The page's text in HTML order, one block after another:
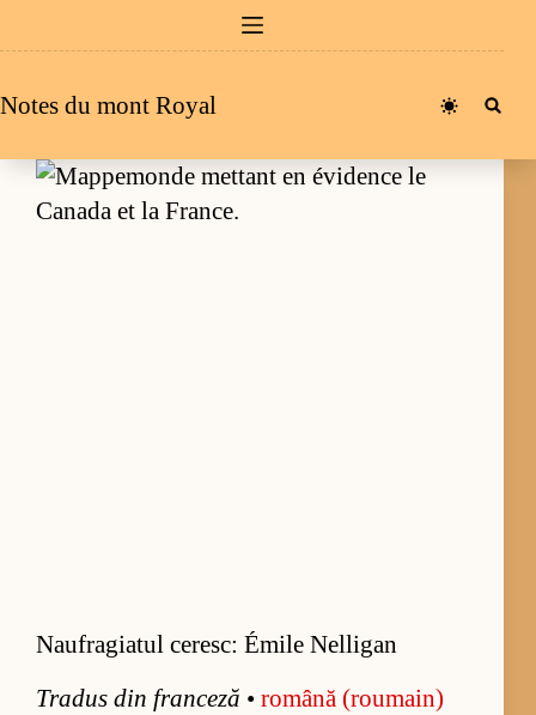
au
Notes du mont Royal
Naufragiatul ceresc: Émile Nelligan
Tra­dus din fran­ceză • ro­mână (ro­u­main)